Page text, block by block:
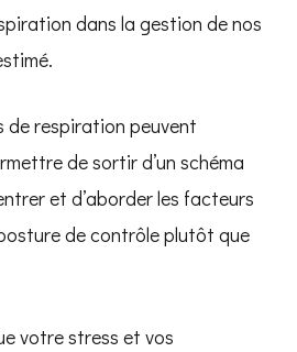
dans la gestion de nos
de respiration peuvent
de sortir d’un schéma
et d’aborder les facteurs
de contrôle plutôt que
votre stress et vos